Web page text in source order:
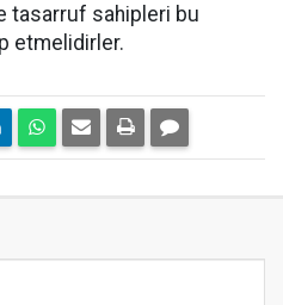
tasarruf sahipleri bu
etmelidirler.